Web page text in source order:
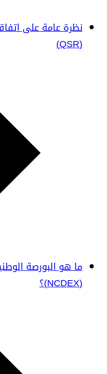
نظرة عامة على
(QSR)
ما هو البورصة
(NCDEX)؟